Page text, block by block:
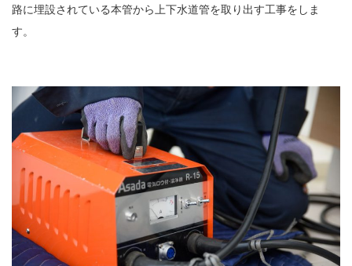
路に埋設されている本管から上下水道管を取り出す工事をしま
す。